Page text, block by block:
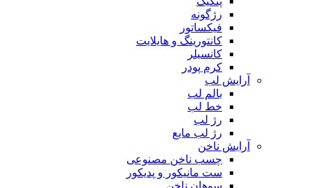
رژگونه
فیکساتور
کانتورینگ و هایلایت
کانسیلر
کرم پودر
آرایش لب
بالم لب
خط لب
رژ لب
رژ لب مایع
آرایش ناخن
چسب ناخن مصنوعی
ست مانیکور و پدیکور
سوهان ناخن